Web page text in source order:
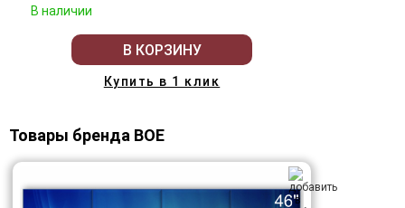
В наличии
В КОРЗИНУ
Купить в 1 клик
Товары бренда BOE